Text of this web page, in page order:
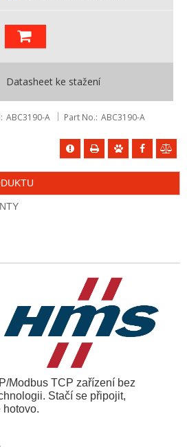
Datasheet ke stažení
ABC3190-A Part No. ABC3190-A
Modbus TCP zařízení bez
Stačí se připojit,
hotovo.